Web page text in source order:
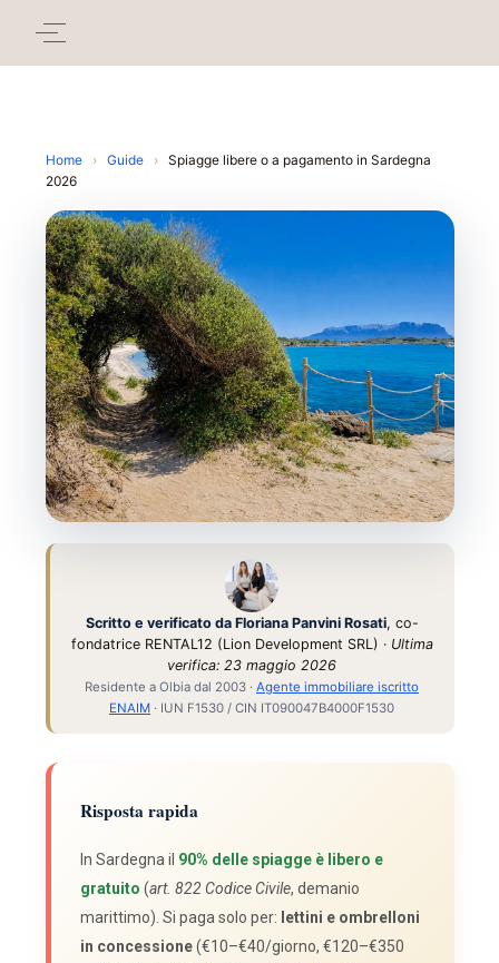
Home › Guide ›
Spiagge libere o a pagamento in Sardegna
2026
GUIDA 2026 · ACCESSO & COSTI
Spiagge libere o a pagamento
in Sardegna 2026: cosa paghi
davvero
Il 90% delle coste sarde è libero per legge (art. 822
Scritto e verificato da Floriana Panvini Rosati, co-
fondatrice RENTAL12 (Lion Development SRL) · Ultima
verifica: 23 maggio 2026
Residente a Olbia dal 2003 · Agente immobiliare iscritto
ENAIM · IUN F1530 / CIN IT090047B4000F1530
Risposta rapida
In Sardegna il 90% delle spiagge è libero e
gratuito (art. 822 Codice Civile, demanio
marittimo). Si paga solo per: lettini e ombrelloni
in concessione(€10–€40/giorno, €120–€350